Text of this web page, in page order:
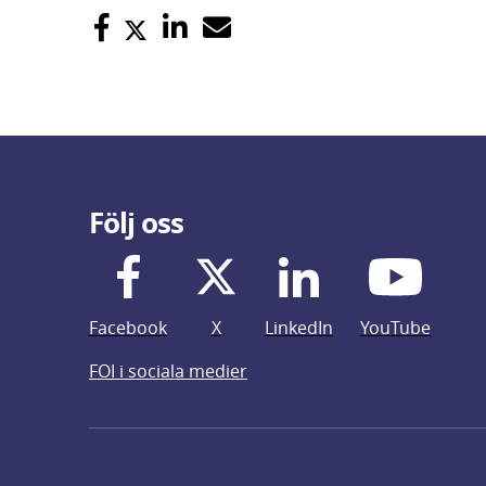
Följ oss
Facebook X LinkedIn
YouTube
FOI i sociala medier